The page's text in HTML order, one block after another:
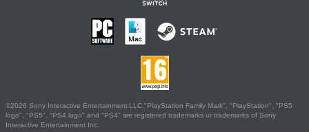
©2026 Sony Interactive Entertainment LLC."PlayStation Family Mark", "PlayStation", "PS5
logo", "PS5", "PS4 logo" and "PS4" are registered trademarks or trademarks of Sony
Interactive Entertainment Inc.